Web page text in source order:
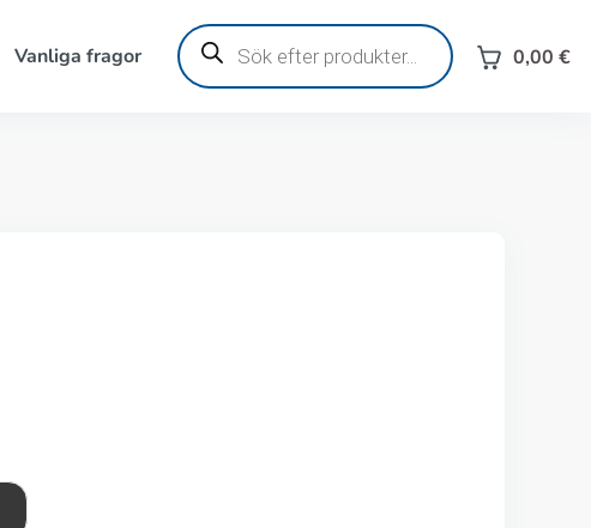
Vanliga fragor
Produktsökning
0,00 €